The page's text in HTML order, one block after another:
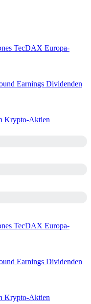
TecDAX Europa-
Earnings Dividenden
Krypto-Aktien
TecDAX Europa-
Earnings Dividenden
Krypto-Aktien